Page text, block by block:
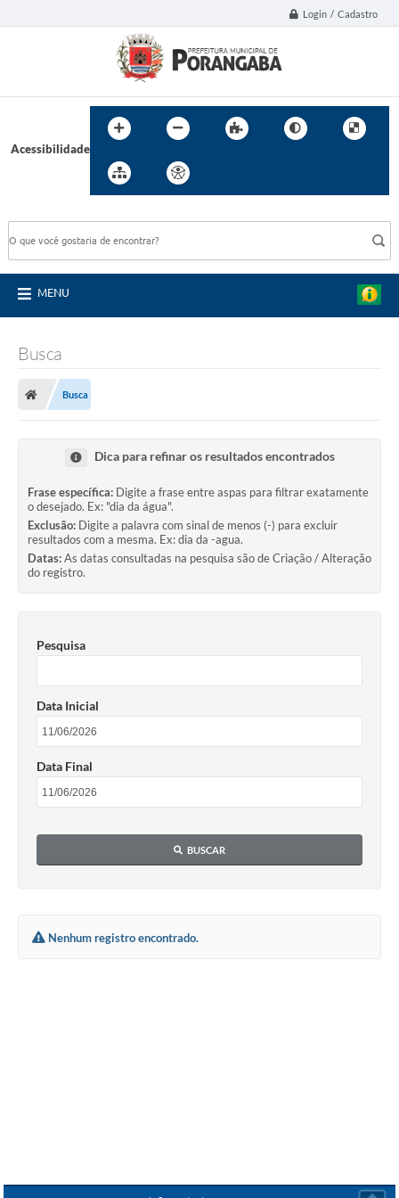
Login / Cadastro
Acessibilidade
MENU
Busca
Busca
Dica para refinar os resultados encontrados
Frase específica: Digite a frase entre aspas para filtrar exatamente
o desejado. Ex: "dia da água".
Exclusão: Digite a palavra com sinal de menos (-) para excluir
resultados com a mesma. Ex: dia da -agua.
Datas:As datas consultadas na pesquisa são de Criação / Alteração
do registro.
Pesquisa
Data Inicial
Data Final
BUSCAR
Nenhum registro encontrado.